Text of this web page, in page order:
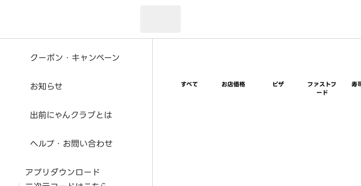
クーポン・キャンペーン
お知らせ
出前にゃんクラブとは
ヘルプ・お問い合わせ
アプリダウンロード
すべて お店価格 ピザ
ファストフ
ード
寿